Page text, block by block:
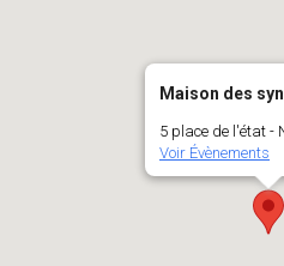
Maison des
5 place de l'état -
Voir Évènements